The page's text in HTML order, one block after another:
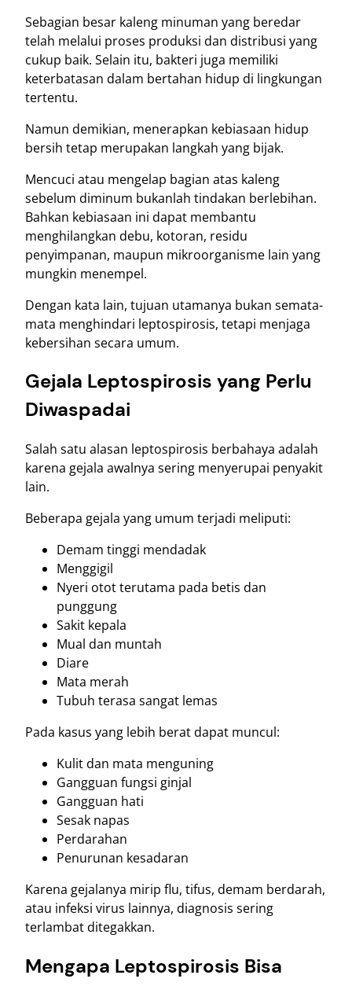
Sebagian besar kaleng minuman yang beredar
telah melalui proses produksi dan distribusi yang
cukup baik. Selain itu, bakteri juga memiliki
keterbatasan dalam bertahan hidup di lingkungan
tertentu.
Namun demikian, menerapkan kebiasaan hidup
bersih tetap merupakan langkah yang bijak.
Mencuci atau mengelap bagian atas kaleng
sebelum diminum bukanlah tindakan berlebihan.
Bahkan kebiasaan ini dapat membantu
menghilangkan debu, kotoran, residu
penyimpanan, maupun mikroorganisme lain yang
mungkin menempel.
Dengan kata lain, tujuan utamanya bukan semata-
mata menghindari leptospirosis, tetapi menjaga
kebersihan secara umum.
Gejala Leptospirosis yang Perlu
Diwaspadai
Salah satu alasan leptospirosis berbahaya adalah
karena gejala awalnya sering menyerupai penyakit
lain.
Beberapa gejala yang umum terjadi meliputi:
Demam tinggi mendadak
Menggigil
Nyeri otot terutama pada betis dan
punggung
Sakit kepala
Mual dan muntah
Diare
Mata merah
Tubuh terasa sangat lemas
Pada kasus yang lebih berat dapat muncul:
Kulit dan mata menguning
Gangguan fungsi ginjal
Gangguan hati
Sesak napas
Perdarahan
Penurunan kesadaran
Karena gejalanya mirip flu, tifus, demam berdarah,
atau infeksi virus lainnya, diagnosis sering
terlambat ditegakkan.
Mengapa Leptospirosis Bisa